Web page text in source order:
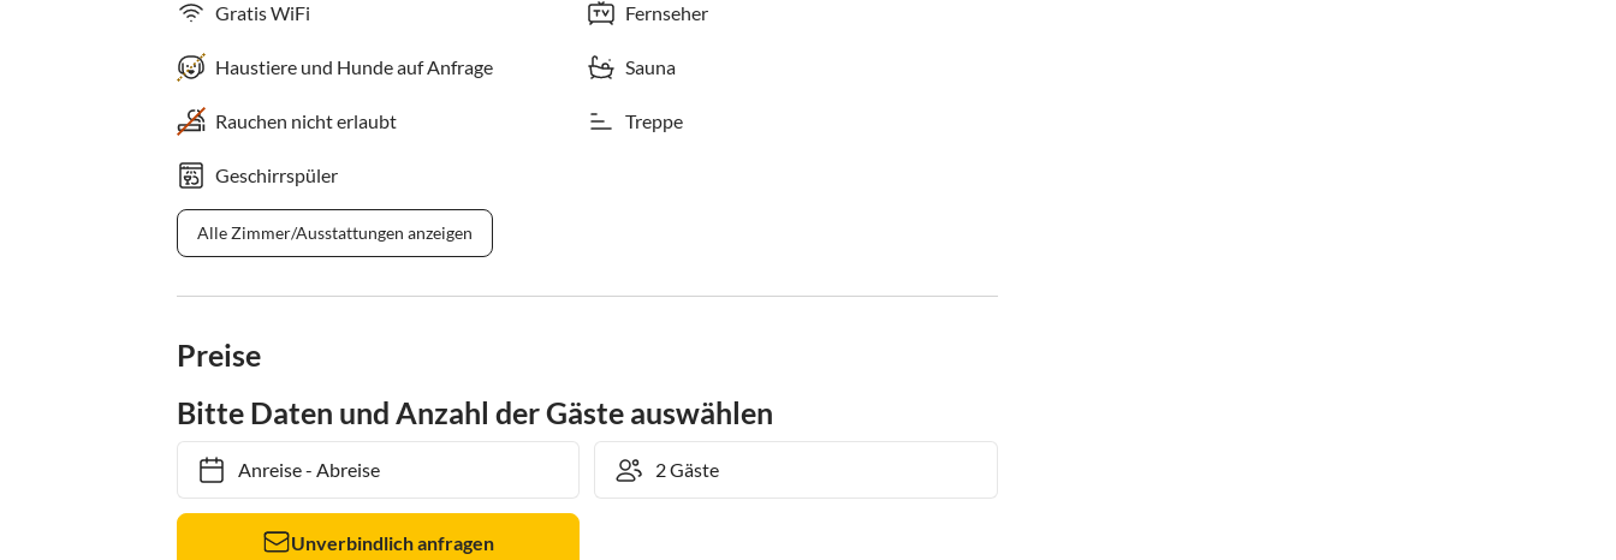
Gratis WiFi Fernseher
Haustiere und Hunde auf Anfrage Sauna
Rauchen nicht erlaubt Treppe
Geschirrspüler
Alle Zimmer/Ausstattungen anzeigen
Preise
Bitte Daten und Anzahl der Gäste auswählen
Anreise- Abreise
Unverbindlich anfragen